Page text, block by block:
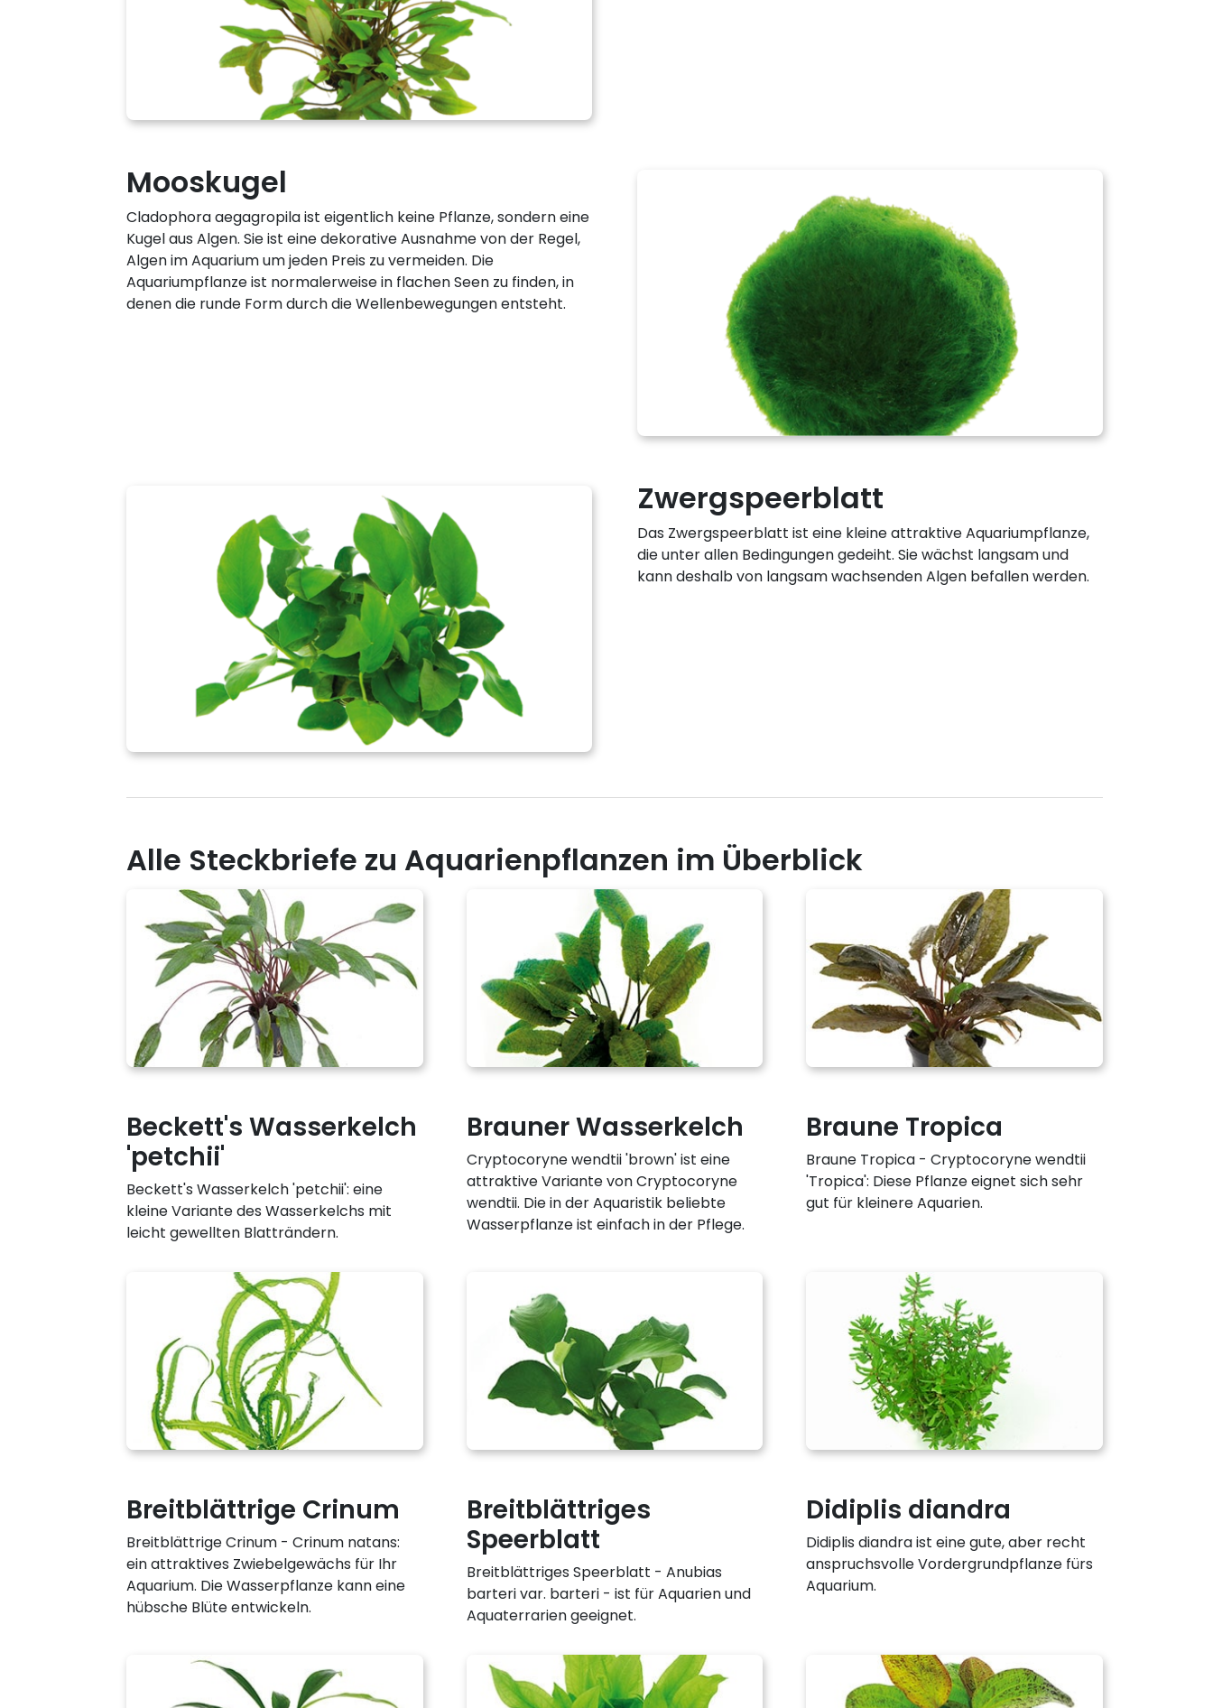
Mooskugel
Cladophora aegagropila ist eigentlich keine Pflanze, sondern eine
Kugel aus Algen. Sie ist eine dekorative Ausnahme von der Regel,
Algen im Aquarium um jeden Preis zu vermeiden. Die
Aquariumpflanze ist normalerweise in flachen Seen zu finden, in
denen die runde Form durch die Wellenbewegungen entsteht.
Zwergspeerblatt
Das Zwergspeerblatt ist eine kleine attraktive Aquariumpflanze,
die unter allen Bedingungen gedeiht. Sie wächst langsam und
kann deshalb von langsam wachsenden Algen befallen werden.
Alle Steckbriefe zu Aquarienpflanzen im Überblick
Beckett's Wasserkelch
'petchii'
Beckett's Wasserkelch 'petchii': eine
kleine Variante des Wasserkelchs mit
leicht gewellten Blatträndern.
Brauner Wasserkelch
Cryptocoryne wendtii 'brown' ist eine
attraktive Variante von Cryptocoryne
wendtii. Die in der Aquaristik beliebte
Wasserpflanze ist einfach in der Pflege.
Braune Tropica
Braune Tropica - Cryptocoryne wendtii
'Tropica': Diese Pflanze eignet sich sehr
gut für kleinere Aquarien.
Breitblättrige Crinum
Breitblättrige Crinum - Crinum natans:
ein attraktives Zwiebelgewächs für Ihr
Aquarium. Die Wasserpflanze kann eine
hübsche Blüte entwickeln.
Breitblättriges
Speerblatt
Breitblättriges Speerblatt - Anubias
barteri var. barteri - ist für Aquarien und
Aquaterrarien geeignet.
Didiplis diandra
Didiplis diandra ist eine gute, aber recht
anspruchsvolle Vordergrundpflanze fürs
Aquarium.